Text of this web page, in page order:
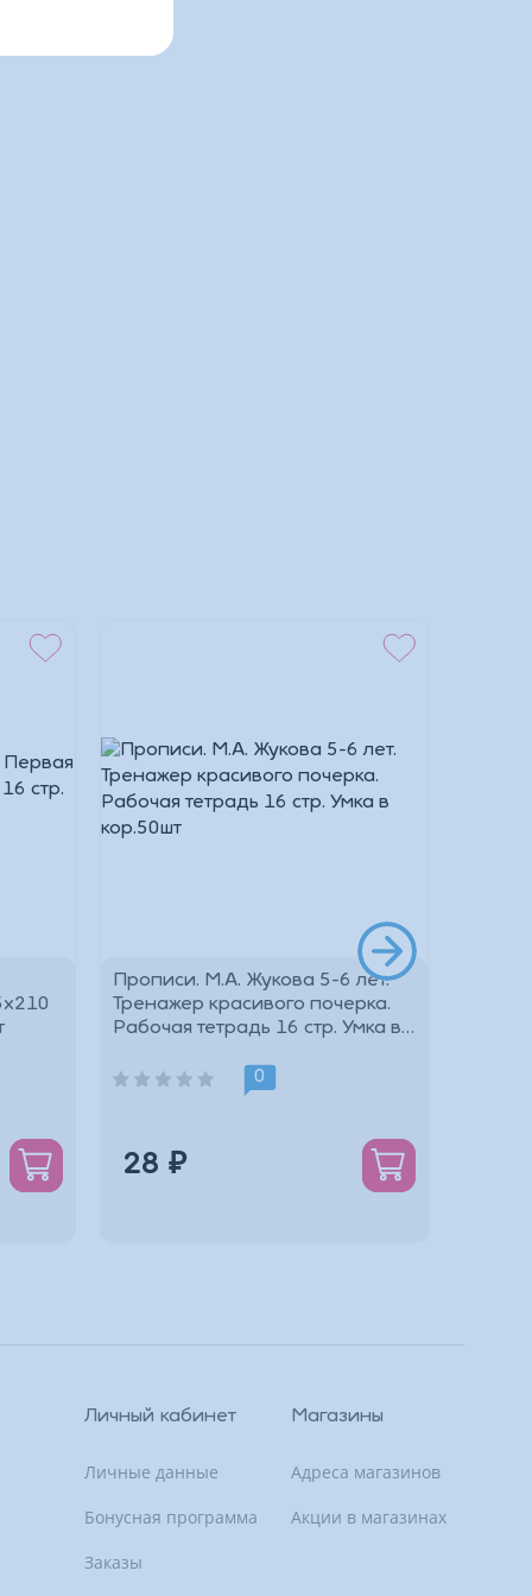
Прописи. М.А. Жукова 5-6 лет.
Тренажер красивого почерка.
Рабочая тетрадь 16 стр. Умка в
0
28 ₽
Личный кабинет
Личные данные
Бонусная программа
Заказы
Магазины
Адреса магазинов
Акции в магазинах